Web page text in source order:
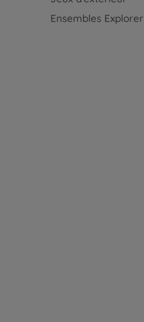
Ensembles Explorer